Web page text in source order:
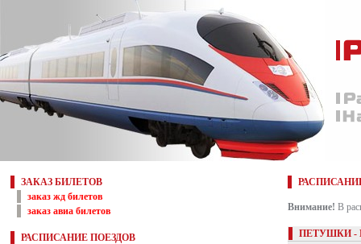
ЗАКАЗ БИЛЕТОВ
заказ жд билетов
заказ авиа билетов
РАСПИСАНИЕ ПОЕЗДОВ
Внимание! В
ПЕТУШКИ -